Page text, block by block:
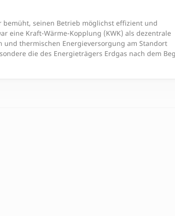
seinen Betrieb möglichst effizient und
eine Kraft-Wärme-Kopplung (KWK) als dezentrale
thermischen Energieversorgung am Standort
die des Energieträgers Erdgas nach dem